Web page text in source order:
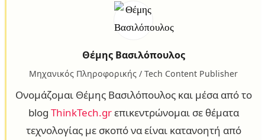
Θέμης Βασιλόπουλος
Μηχανικός Πληροφορικής / Tech Content Publisher
Ονομάζομαι Θέμης Βασιλόπουλος και μέσα από το
blog ThinkTech.grεπικεντρώνομαι σε θέματα
τεχνολογίας με σκοπό να είναι κατανοητή από